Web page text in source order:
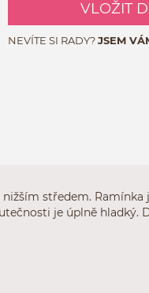
VLOŽIT
NEVÍTE SI RADY?JSEM
středem.
je úplně hladký.